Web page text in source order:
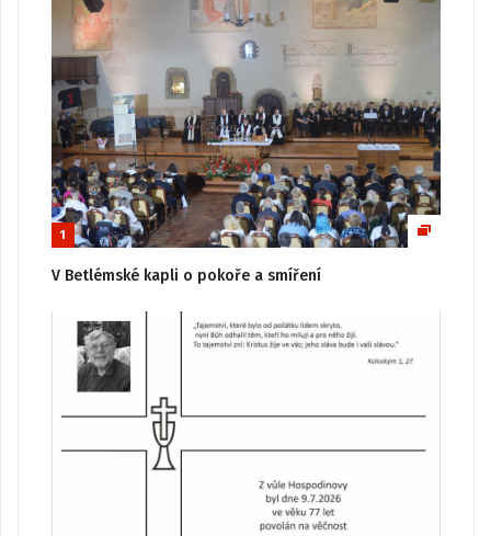
1
V Betlémské kapli o pokoře a smíření